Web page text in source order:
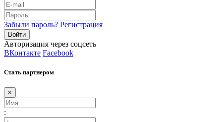
Забыли пароль? Регистрация
Авторизация через соцсеть
ВКонтакте Facebook
Стать партнером
×
: